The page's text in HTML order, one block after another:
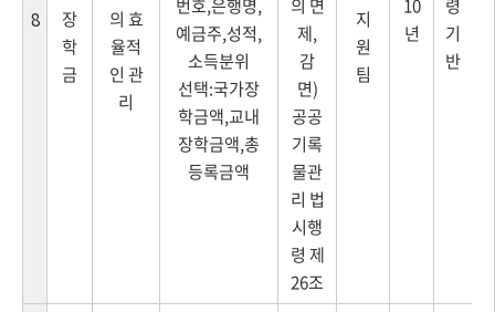
8
장
학
금
의 효
율적
인 관
리
번호,은행명,
예금주,성적,
소득분위
선택:국가장
학금액,교내
장학금액,총
등록금액
의 면
제,
감
면)
공공
기록
물관
리 법
시행
령 제
26조
지
원
팀
10
년
령
기
반